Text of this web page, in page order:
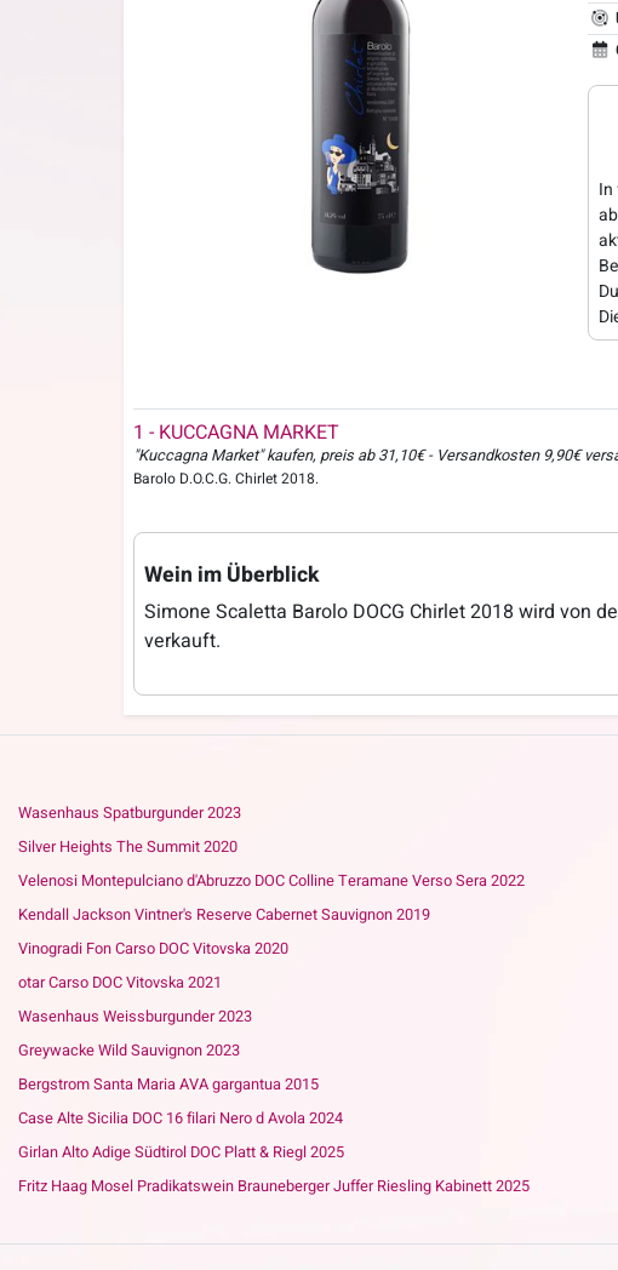
In
1 - KUCCAGNA MARKET
"Kuccagna Market" kaufen, preis ab 31,10€ - Versandkosten 9,90€
Barolo D.O.C.G. Chirlet 2018.
Wein im Überblick
Simone Scaletta Barolo DOCG Chirlet 2018 wird von
verkauft.
Wasenhaus Spatburgunder 2023
Silver Heights The Summit 2020
Velenosi Montepulciano d'Abruzzo DOC Colline Teramane Verso Sera 2022
Kendall Jackson Vintner's Reserve Cabernet Sauvignon 2019
Vinogradi Fon Carso DOC Vitovska 2020
otar Carso DOC Vitovska 2021
Wasenhaus Weissburgunder 2023
Greywacke Wild Sauvignon 2023
Bergstrom Santa Maria AVA gargantua 2015
Case Alte Sicilia DOC 16 filari Nero d Avola 2024
Girlan Alto Adige Südtirol DOC Platt & Riegl 2025
Fritz Haag Mosel Pradikatswein Brauneberger Juffer Riesling Kabinett 2025